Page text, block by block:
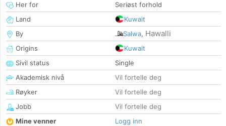
Her for
Seriøst forhold
Land
Kuwait
By
Salwa, Hawalli
Origins
Kuwait
Sivil status
Single
Akademisk nivå
Vil fortelle deg
Røyker
Vil fortelle deg
Jobb
Vil fortelle deg
Mine venner
Logg inn